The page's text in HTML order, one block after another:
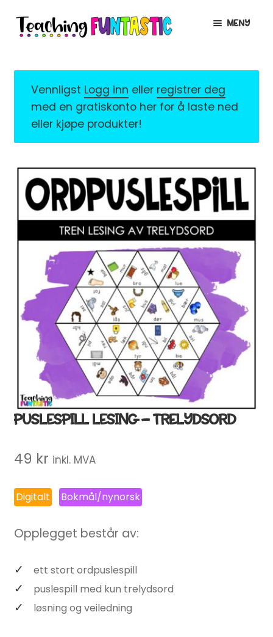
Hopp
til
Hopp
til
MENY
UNDERMENY
MIN KONTO
UNDERMENY
LISENSER
UTVID
UNDERMENY
TIPSHJØRNET
KURS
Vennligst Logg inn eller registrer deg
med en gratiskonto her for å laste ned
eller kjøpe produkter!
PUSLESPILL LESING – TRELYDSORD
49 kr inkl. MVA
Digitalt Bokmål/nynorsk
Opplegget består av:
ett stort ordpuslespill
puslespill med kun trelydsord
løsning og veiledning